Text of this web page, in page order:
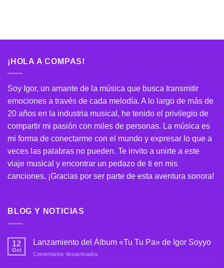
¡HOLA A COMPAS!
Soy Igor, un amante de la música que busca transmitir
emociones a través de cada melodía. A lo largo de más de
20 años en la industria musical, he tenido el privilegio de
compartir mi pasión con miles de personas. La música es
mi forma de conectarme con el mundo y expresar lo que a
veces las palabras no pueden. Te invito a unirte a este
viaje musical y encontrar un pedazo de ti en mis
canciones. ¡Gracias por ser parte de esta aventura sonora!
BLOG Y NOTICIAS
12
Oct
Lanzamiento del Álbum «Tu Tu Pa» de Igor Soyyo
Comentarios desactivados